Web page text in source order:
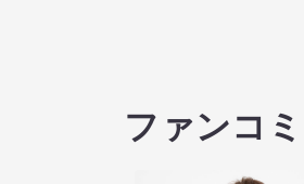
ファンコ